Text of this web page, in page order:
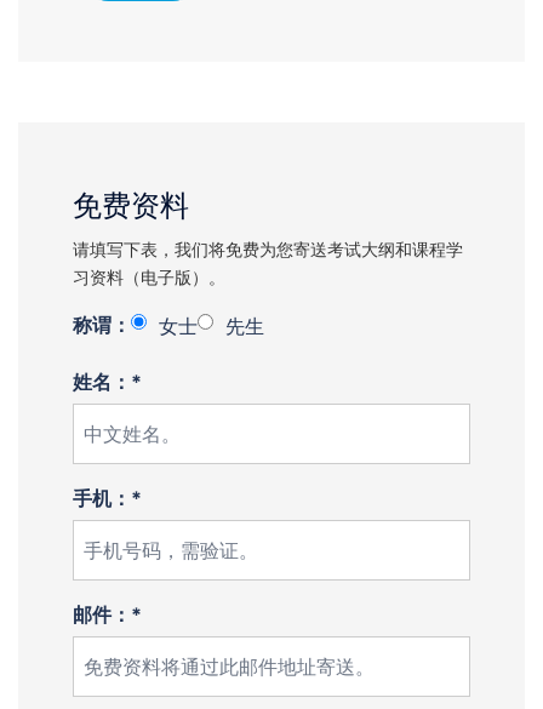
免费资料
请填写下表，我们将免费为您寄送考试大纲和课程学
习资料（电子版）。
称谓： 女士 先生
姓名：*
手机：*
邮件：*